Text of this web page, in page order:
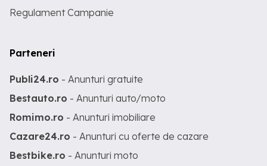
Regulament Campanie
Parteneri
Publi24.ro - Anunturi gratuite
Bestauto.ro - Anunturi auto/moto
Romimo.ro - Anunturi imobiliare
Cazare24.ro - Anunturi cu oferte de cazare
Bestbike.ro - Anunturi moto